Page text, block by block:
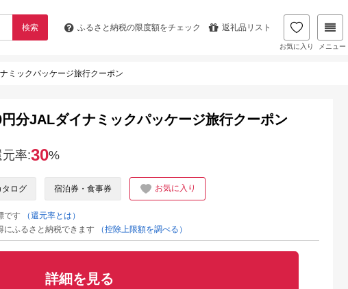
検索 ふるさと納税の限度額をチェック 返礼品リスト
お気に入り メニュー
ミックパッケージ旅行クーポン
円分JALダイナミックパッケージ旅行クーポン
元率:30%
タログ 宿泊券・食事券 お気に入り
です
（還元率とは）
ふるさと納税できます
（控除上限額を調べる）
詳細を見る